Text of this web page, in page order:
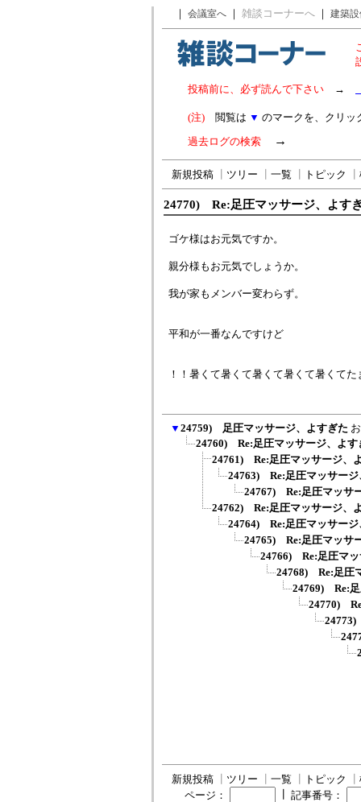
｜ 会議室へ ｜ 雑談コーナーへ ｜ 建築
投稿前に、必ず読んで下さい →
(注) 閲覧は ▼ のマークを、クリッ
過去ログの検索 →
新規投稿 ツリー 一覧 トピック
24770) Re:足圧マッサージ、よす
ゴケ様はお元気ですか。
親分様もお元気でしょうか。
我が家もメンバー変わらず。
平和が一番なんですけど
！！暑くて暑くて暑くて暑くて暑くてた
▼ 24759) 足圧マッサージ、よすぎた
24760) Re:足圧マッサージ、よす
24761) Re:足圧マッサージ、
24763) Re:足圧マッサージ
24767) Re:足圧マッサ
24762) Re:足圧マッサージ、
24764) Re:足圧マッサージ
24765) Re:足圧マッサ
24766) Re:足圧マッ
24768) Re:足圧
24769) Re:足
24770)
24773)
新規投稿 ツリー 一覧 トピック
ページ：
記事番号：